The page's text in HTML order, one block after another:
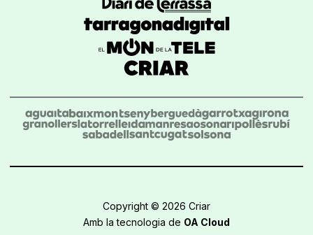
Copyright © 2026 Criar
Amb la tecnologia de OA Cloud